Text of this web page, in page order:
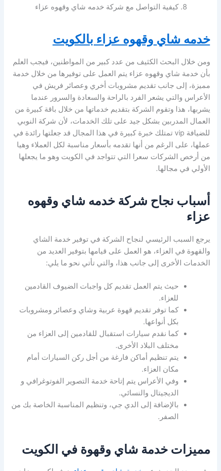
كيفية التواصل مع شركة خدمه شاي وقهوه عزاء
خدمه شاي وقهوه عزاء بالكويت
ومن خلال البحث الكثيف من عدد كبير من المواطنين، فيجب العلم
بأن خدمة شاي وقهوه عزاء يتم العمل على توفيرها من خلال خدمة
مميزة، إلى جانب تقديم مشروبات أخري وعصائر فريش في
الأعراس والتي يشعر الفرد بالراحة والسعادة والسرور عندما
يشربها، هذا وتقوم الشركة بتقديم خدماتها من خلال باقة كبيرة من
العمال المدربين بشكل جيد على تلك الخدمات، لأن شركة النوبي
للضيافة vip تمتلك خبرة كبيرة في هذا المجال قد جعلتها رائدة في
عملها، على الرغم من أنها تقدمه بأسعار مناسبة لكل العملاء وهيا
من أرخص الشركات سعرا التي تتواجد في الكويت وهو ما يجعلها
الأولي في مجالها.
أسباب نجاح شركة خدمه شاي وقهوه
عزاء
يرجع السبب الرئيسي لنجاح الشركة في توفير خدمة الشاي
والقهوة في العزاء، هو العمل على قيامها بتوفير العديد من
الخدمات الأخرى إلى جانب هذا، والتي تأتي نحو ما يلي:
حيث يتم العمل تقديم كل واجبات الضيوف القادمين
للعزاء.
كما توفر تقديم قهوة عربية وشاي وعصائر ومشروبات
بكل أنواعها.
كما نقدم سيارات استقبال للقادمين إلى العزاء من
مختلف البلاد الأخرى.
يتم تنظيم أماكن فارغة من أجل ركن السيارات أمام
مكان العزاء.
وفي الأعراس يتم إتاحة خدمة التصوير الفوتوغرافي و
الديجيتال والنسائي.
بالإضافة إلى الدي جي، وتنظيم المناسبة الخاصة بك من
الصفر.
مميزات خدمة شاي وقهوة في الكويت